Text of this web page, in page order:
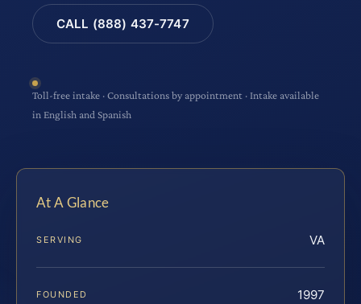
CALL (888) 437-7747
Toll-free intake · Consultations by appointment · Intake available
in English and Spanish
At A Glance
SERVING VA
FOUNDED 1997